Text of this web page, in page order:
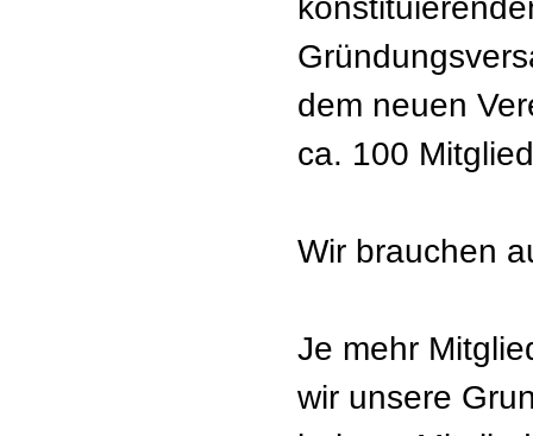
dem neuen
ca. 100
Wir brauchen
Je mehr
wir unsere